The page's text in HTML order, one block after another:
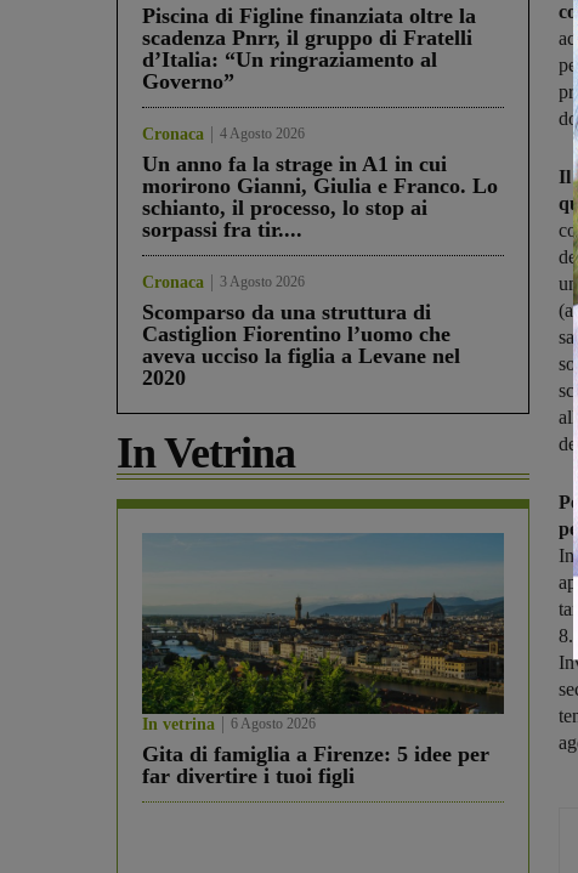
Piscina di Figline finanziata oltre la
scadenza Pnrr, il gruppo di Fratelli
d’Italia: “Un ringraziamento al
Governo”
Cronaca 4 Agosto 2026
Un anno fa la strage in A1 in cui
morirono Gianni, Giulia e Franco. Lo
schianto, il processo, lo stop ai
sorpassi fra tir....
Cronaca 3 Agosto 2026
Scomparso da una struttura di
Castiglion Fiorentino l’uomo che
aveva ucciso la figlia a Levane nel
2020
In Vetrina
In vetrina 6 Agosto 2026
Gita di famiglia a Firenze: 5 idee per
far divertire i tuoi figli
Il